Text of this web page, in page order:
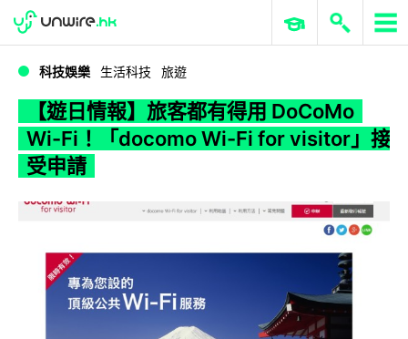
WWDC 2026 ERP 與商業 AI
科技娛樂 生活科技 旅遊
【遊日情報】旅客都有得用 DoCoMo
Wi-Fi！「docomo Wi-Fi for visitor」接
受申請